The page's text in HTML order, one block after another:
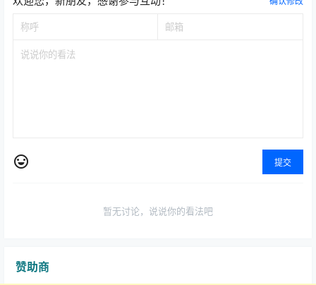
提交
暂无讨论，说说你的看法吧
赞助商